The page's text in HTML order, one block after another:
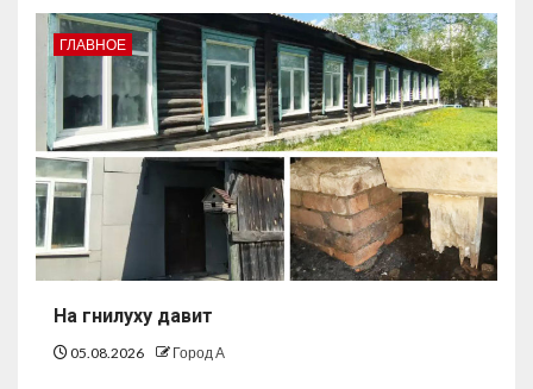
ГЛАВНОЕ
На гнилуху давит
05.08.2026 Город А